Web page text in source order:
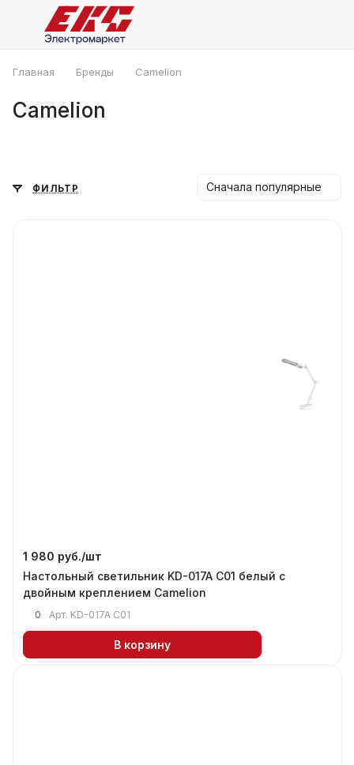
Главная Бренды Camelion
Camelion
ФИЛЬТР Сначала популярные
1 980 руб./шт
Настольный светильник KD-017A C01 белый с
двойным креплением Camelion
0 Арт. KD-017A C01
В корзину